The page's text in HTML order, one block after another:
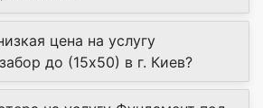
цена на услугу
до (15х50) в г. Киев?